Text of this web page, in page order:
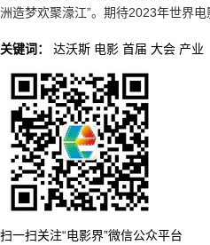
洲造梦欢聚濠江”。期待2023年世界电
关键词： 达沃斯 电影 首届 大会 产业
扫一扫关注“电影界”微信公众平台